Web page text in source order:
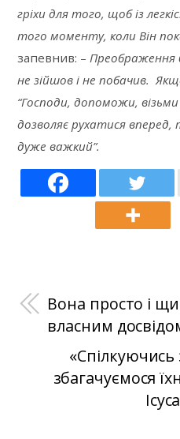
гріхи для того, щоб із
того моменту, коли Він
запевнив: – Преображення
не зійшов і не побачив.
“Господи, допоможи,
дозволяє рухатися вперед,
дуже важкий”.
Вона просто і
власним
збагачуємося